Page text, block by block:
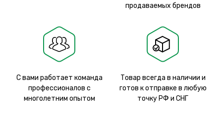
продаваемых брендов
С вами работает команда
профессионалов с
многолетним опытом
Товар всегда в наличии и
готов к отправке в любую
точку РФ и СНГ